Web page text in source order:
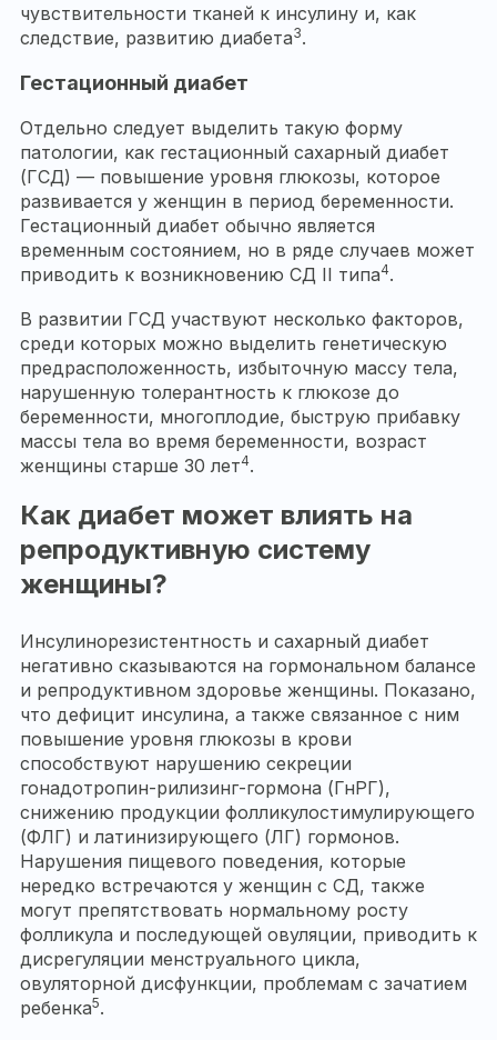
чувствительности тканей к инсулину и, как
следствие, развитию диабета3.
Гестационный диабет
Отдельно следует выделить такую форму
патологии, как гестационный сахарный диабет
(ГСД) — повышение уровня глюкозы, которое
развивается у женщин в период беременности.
Гестационный диабет обычно является
временным состоянием, но в ряде случаев может
приводить к возникновению СД II типа4.
В развитии ГСД участвуют несколько факторов,
среди которых можно выделить генетическую
предрасположенность, избыточную массу тела,
нарушенную толерантность к глюкозе до
беременности, многоплодие, быструю прибавку
массы тела во время беременности, возраст
женщины старше 30 лет4.
Как диабет может влиять на
репродуктивную систему
женщины?
Инсулинорезистентность и сахарный диабет
негативно сказываются на гормональном балансе
и репродуктивном здоровье женщины. Показано,
что дефицит инсулина, а также связанное с ним
повышение уровня глюкозы в крови
способствуют нарушению секреции
гонадотропин-рилизинг-гормона (ГнРГ),
снижению продукции фолликулостимулирующего
(ФЛГ) и латинизирующего (ЛГ) гормонов.
Нарушения пищевого поведения, которые
нередко встречаются у женщин с СД, также
могут препятствовать нормальному росту
фолликула и последующей овуляции, приводить к
дисрегуляции менструального цикла,
овуляторной дисфункции, проблемам с зачатием
ребенка5.